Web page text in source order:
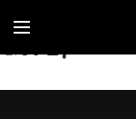
Get 27